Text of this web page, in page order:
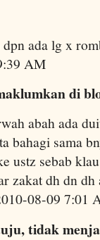
ada lg x
AM
di
abah ada
bahagi sama
ustz sebab
zakat dh dn
08-09 7:01
tidak